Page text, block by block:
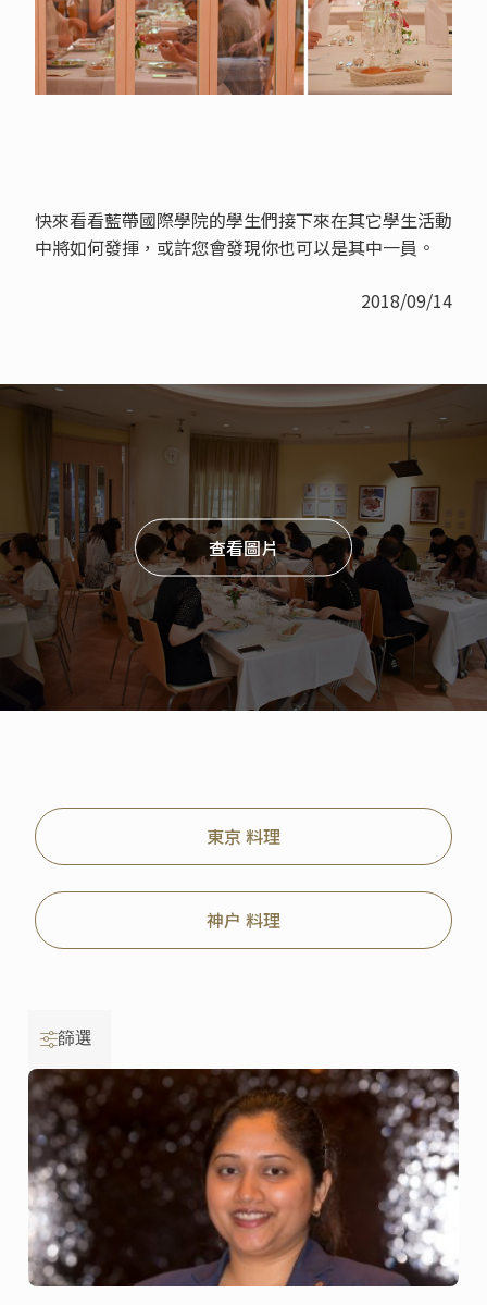
快來看看藍帶國際學院的學生們接下來在其它學生活動
中將如何發揮，或許您會發現你也可以是其中一員。
2018/09/14
查看圖片
東京 料理
神户 料理
篩選